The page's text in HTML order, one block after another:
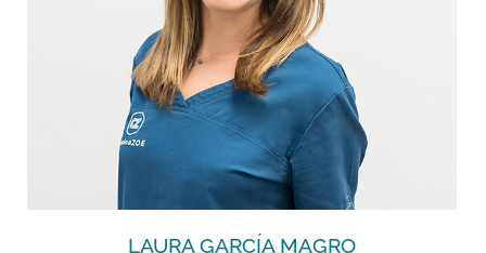
Odontopediatría. Masterando en Ortodoncia.
+
LAURA GARCÍA MAGRO